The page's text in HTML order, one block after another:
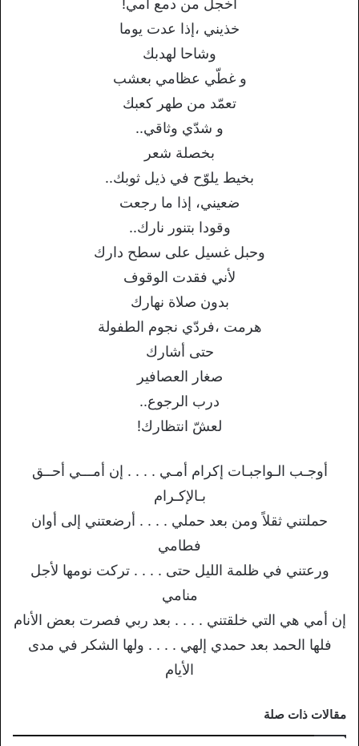
خذيني ،إذا عدت يوما
وشاحا لهدبك
و غطّي عظامي بعشب
تعمّد من طهر كعبك
و شدّي وثاقي..
بخصلة شعر
بخيط يلوّح في ذيل ثوبك..
ضعيني، إذا ما رجعت
وقودا بتنور نارك..
وحبل غسيل على سطح دارك
لأني فقدت الوقوف
بدون صلاة نهارك
هرمت ،فردّي نجوم الطفولة
حتى أشارك
صغار العصافير
درب الرجوع..
لعشّ انتظارك!
أوجـب الـواجبـات إكرام أمـي . . . . إن أمـــي أحــق
بـالإكـرام
حملتني ثقلاً ومن بعد حملي . . . . أرضعتني إلى أوان
فطامي
ورعتني في ظلمة الليل حتى . . . . تركت نومها لأجل
منامي
إن أمي هي التي خلقتني . . . . بعد ربي فصرت بعض الأنام
فلها الحمد بعد حمدي إلهي . . . . ولها الشكر في مدى
الأيام
مقالات ذات صلة